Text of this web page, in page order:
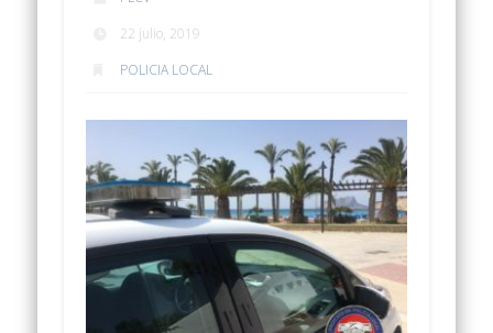
22 julio, 2019
POLICIA LOCAL